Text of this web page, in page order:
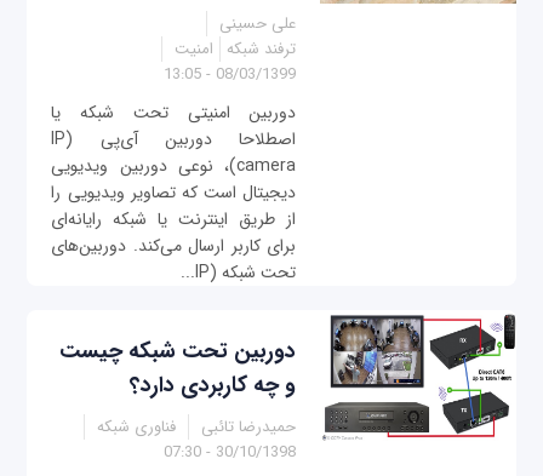
علی حسینی
ترفند شبکه
امنیت
08/03/1399 - 13:05
دوربین امنیتی تحت شبکه یا
اصطلاحا دوربین آی‌پی (IP
camera)، نوعی دوربین ویدیویی
دیجیتال است که تصاویر ویدیویی را
از طریق اینترنت یا شبکه رایانه‌ای
برای کاربر ارسال می‌کند. دوربین‌های
تحت شبکه (IP...
‌‌دوربین تحت شبکه چیست
و چه کاربردی دارد؟
حمیدرضا تائبی
فناوری شبکه
30/10/1398 - 07:30